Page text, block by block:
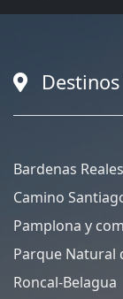
Bardenas Reales
Camino
Pamplona y
Parque Natural
Roncal-Belagua